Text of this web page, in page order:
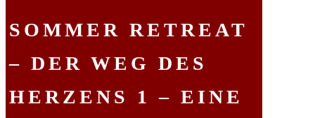
SOMMER RETREAT
– DER WEG DES
HERZENS 1 – EINE